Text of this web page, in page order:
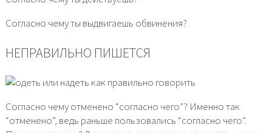
Согласно чему ты выдвигаешь обвинения?
НЕПРАВИЛЬНО ПИШЕТСЯ
Согласно чему отменено “согласно чего”? Именно так
“отменено”, ведь раньше пользовались “согласно чего”.